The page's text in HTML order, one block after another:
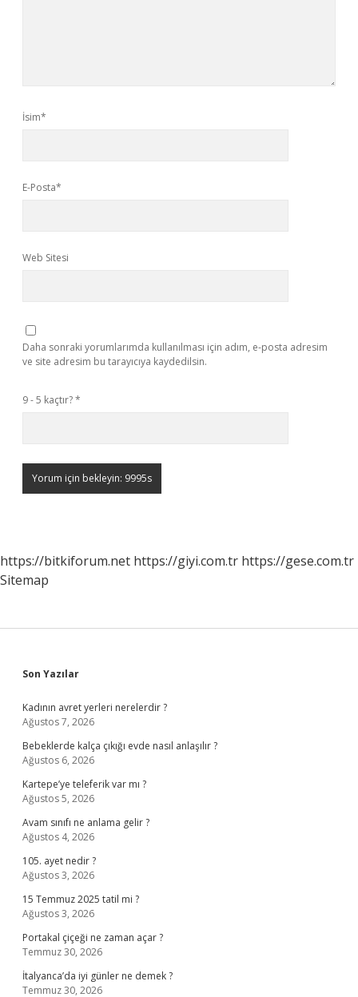
İsim*
E-Posta*
Web Sitesi
Daha sonraki yorumlarımda kullanılması için adım, e-posta adresim
ve site adresim bu tarayıcıya kaydedilsin.
9 - 5 kaçtır?*
https://bitkiforum.net https://giyi.com.tr https://gese.com.tr
Sitemap
Sidebar
Son Yazılar
Kadının avret yerleri nerelerdir ?
Ağustos 7, 2026
Bebeklerde kalça çıkığı evde nasıl anlaşılır ?
Ağustos 6, 2026
Kartepe’ye teleferik var mı ?
Ağustos 5, 2026
Avam sınıfı ne anlama gelir ?
Ağustos 4, 2026
105. ayet nedir ?
Ağustos 3, 2026
15 Temmuz 2025 tatil mi ?
Ağustos 3, 2026
Portakal çiçeği ne zaman açar ?
Temmuz 30, 2026
İtalyanca’da iyi günler ne demek ?
Temmuz 30, 2026